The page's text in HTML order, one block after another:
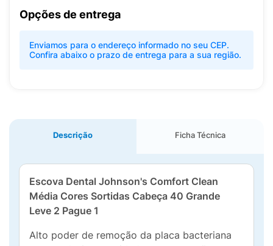
Opções de entrega
Enviamos para o endereço informado no seu CEP.
Confira abaixo o prazo de entrega para a sua região.
Descrição Ficha Técnica
Escova Dental Johnson's Comfort Clean
Média Cores Sortidas Cabeça 40 Grande
Leve 2 Pague 1
Alto poder de remoção da placa bacteriana